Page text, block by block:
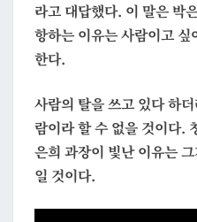
라고 대답했다. 이 말은 박
항하는 이유는 사람이고
한다.
사람의 탈을 쓰고 있다 하
람이라 할 수 없을 것이다.
은희 과장이 빛난 이유는
일 것이다.